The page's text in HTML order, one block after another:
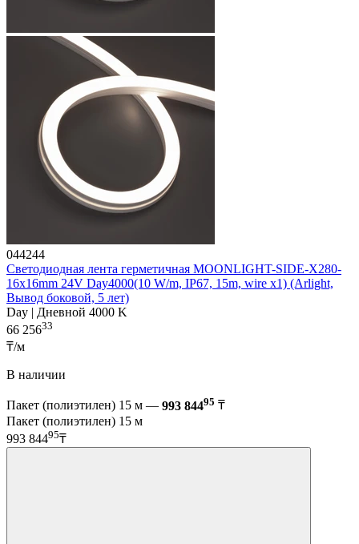
044244
Светодиодная лента герметичная MOONLIGHT-SIDE-X280-
16x16mm 24V Day4000(10 W/m, IP67, 15m, wire x1) (Arlight,
Вывод боковой, 5 лет)
Day | Дневной 4000 K
66 25633
₸/м
В наличии
Пакет (полиэтилен) 15 м — 993 84495 ₸
Пакет (полиэтилен) 15 м
993 84495₸